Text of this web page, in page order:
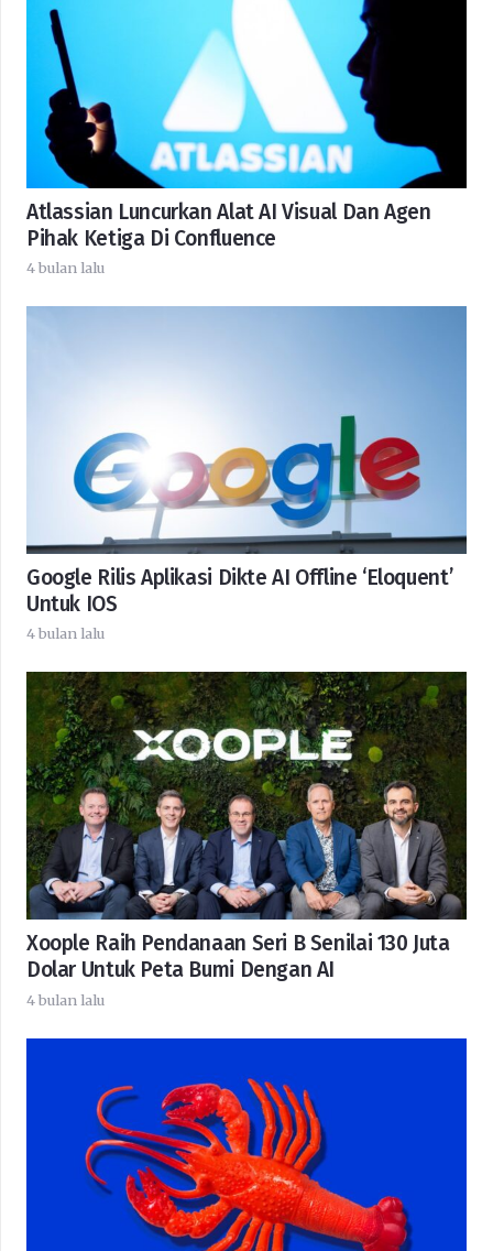
Atlassian Luncurkan Alat AI Visual Dan Agen
Pihak Ketiga Di Confluence
4 bulan lalu
Google Rilis Aplikasi Dikte AI Offline ‘Eloquent’
Untuk IOS
4 bulan lalu
Xoople Raih Pendanaan Seri B Senilai 130 Juta
Dolar Untuk Peta Bumi Dengan AI
4 bulan lalu